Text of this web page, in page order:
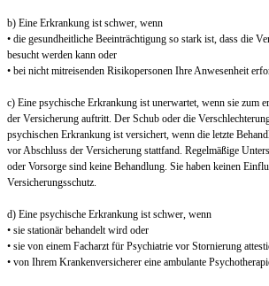
b) Eine Erkrankung ist schwer, wenn
• die gesundheitliche Beeinträchtigung so stark ist, dass die
besucht werden kann oder
• bei nicht mitreisenden Risikopersonen Ihre Anwesenheit
c) Eine psychische Erkrankung ist unerwartet, wenn sie zum
der Versicherung auftritt. Der Schub oder die
psychischen Erkrankung ist versichert, wenn die letzte
vor Abschluss der Versicherung stattfand. Regelmäßige
oder Vorsorge sind keine Behandlung. Sie haben keinen
Versicherungsschutz.
d) Eine psychische Erkrankung ist schwer, wenn
• sie stationär behandelt wird oder
• sie von einem Facharzt für Psychiatrie vor Stornierung
• von Ihrem Krankenversicherer eine ambulante